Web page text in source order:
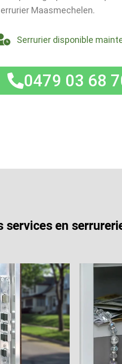
Maasmechelen.
Serrurier disponible
0479 03 68
services en